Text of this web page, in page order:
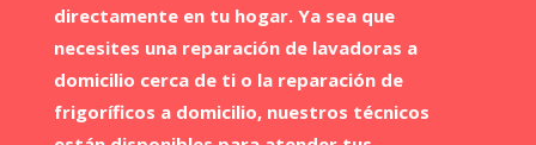
directamente en tu hogar. Ya sea que
necesites una reparación de lavadoras a
domicilio cerca de ti o la reparación de
frigoríficos a domicilio, nuestros técnicos